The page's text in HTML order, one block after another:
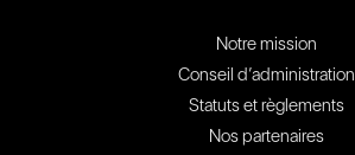
Notre mission
Conseil d’administration
Statuts et règlements
Nos partenaires